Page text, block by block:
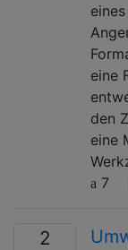
eine
den
eine
7
2